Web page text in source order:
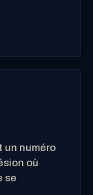
un numéro
où
se